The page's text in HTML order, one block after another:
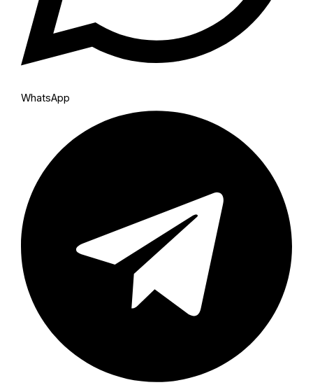
WhatsApp